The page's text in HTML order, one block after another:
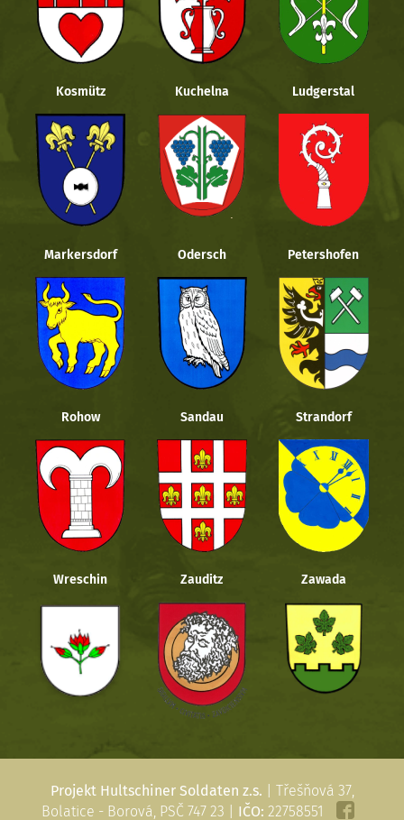
Kosmütz Kuchelna Ludgerstal
Markersdorf Odersch Petershofen
Rohow Sandau Strandorf
Wreschin Zauditz Zawada
Projekt Hultschiner Soldaten z.s. | Třešňová 37,
Bolatice - Borová, PSČ 747 23 | IČO: 22758551